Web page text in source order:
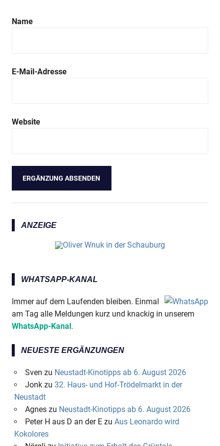
Name
E-Mail-Adresse
Website
ANZEIGE
WHATSAPP-KANAL
Immer auf dem Laufenden bleiben. Einmal
am Tag alle Meldungen kurz und knackig in unserem
WhatsApp-Kanal.
NEUESTE ERGÄNZUNGEN
Sven zu Neustadt-Kinotipps ab 6. August 2026
Jonkzu 32. Haus- und Hof-Trödelmarkt in der
Neustadt
Agneszu Neustadt-Kinotipps ab 6. August 2026
Peter H aus D an der Ezu Aus Leonardo wird
Kokolores